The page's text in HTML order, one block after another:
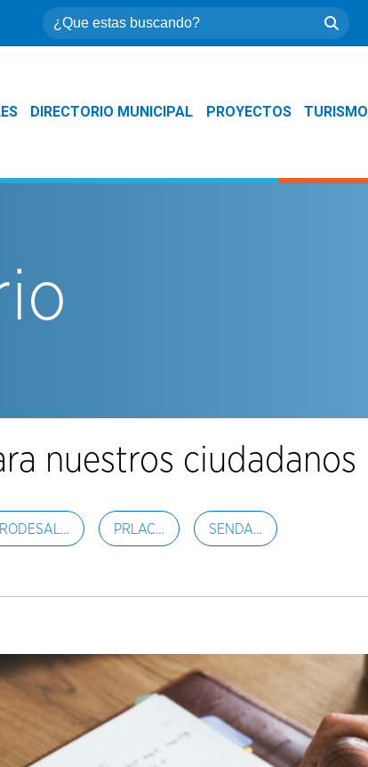
DIRECTORIO MUNICIPAL PROYECTOS TURISMO
nuestros ciudadanos
PRLAC… SENDA…